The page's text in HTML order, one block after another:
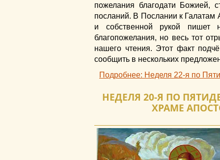
пожелания благодати Божией,
посланий. В Послании к Галатам
и собственной рукой пишет
благопожелания, но весь тот
нашего чтения. Этот факт
сообщить в нескольких
Подробнее: Неделя 22-я по
НЕДЕЛЯ 20-Я ПО
ХРАМЕ